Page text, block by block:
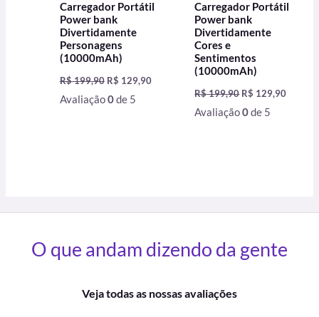
Carregador Portátil
Power bank
Divertidamente
Personagens
(10000mAh)
R$199,90 R$ 129,90
Avaliação0de 5
Carregador Portátil
Power bank
Divertidamente
Cores e
Sentimentos
(10000mAh)
R$199,90 R$ 129,90
Avaliação0de 5
O que andam dizendo da gente
Veja todas as nossas avaliações